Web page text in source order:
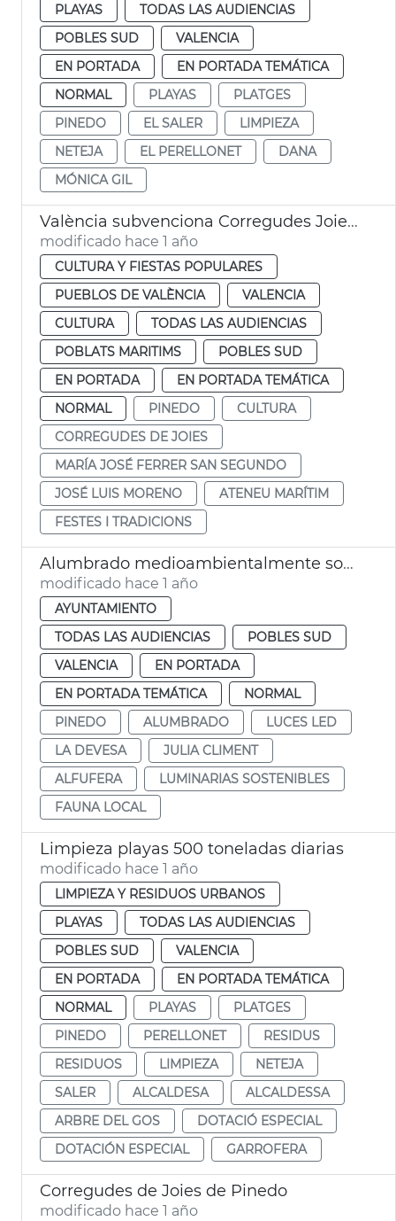
PLAYAS
TODAS LAS AUDIENCIAS
POBLES SUD
VALENCIA
EN PORTADA
EN PORTADA TEMÁTICA
NORMAL
PLAYAS
PLATGES
PINEDO
EL SALER
LIMPIEZA
NETEJA
EL PERELLONET
DANA
MÓNICA GIL
València subvenciona Corregudes Joies de Pinedo
modificado hace 1 año
CULTURA Y FIESTAS POPULARES
PUEBLOS DE VALÈNCIA
VALENCIA
CULTURA
TODAS LAS AUDIENCIAS
POBLATS MARITIMS
POBLES SUD
EN PORTADA
EN PORTADA TEMÁTICA
NORMAL
PINEDO
CULTURA
CORREGUDES DE JOIES
MARÍA JOSÉ FERRER SAN SEGUNDO
JOSÉ LUIS MORENO
ATENEU MARÍTIM
FESTES I TRADICIONS
Alumbrado medioambientalmente sostenible en la Devesa del Saler y Pinedo
modificado hace 1 año
AYUNTAMIENTO
TODAS LAS AUDIENCIAS
POBLES SUD
VALENCIA
EN PORTADA
EN PORTADA TEMÁTICA
NORMAL
PINEDO
ALUMBRADO
LUCES LED
LA DEVESA
JULIA CLIMENT
ALFUFERA
LUMINARIAS SOSTENIBLES
FAUNA LOCAL
Limpieza playas 500 toneladas diarias
modificado hace 1 año
LIMPIEZA Y RESIDUOS URBANOS
PLAYAS
TODAS LAS AUDIENCIAS
POBLES SUD
VALENCIA
EN PORTADA
EN PORTADA TEMÁTICA
NORMAL
PLAYAS
PLATGES
PINEDO
PERELLONET
RESIDUS
RESIDUOS
LIMPIEZA
NETEJA
SALER
ALCALDESA
ALCALDESSA
ARBRE DEL GOS
DOTACIÓ ESPECIAL
DOTACIÓN ESPECIAL
GARROFERA
Corregudes de Joies de Pinedo
modificado hace 1 año